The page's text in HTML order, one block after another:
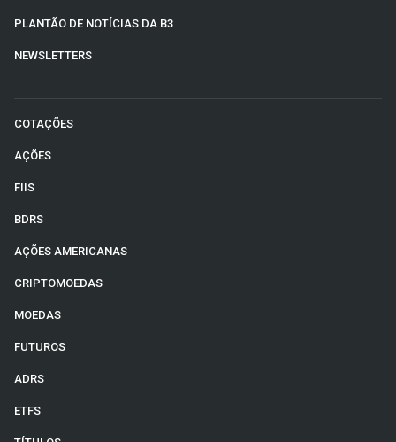
PLANTÃO DE NOTÍCIAS DA B3
NEWSLETTERS
COTAÇÕES
AÇÕES
FIIS
BDRS
AÇÕES AMERICANAS
CRIPTOMOEDAS
MOEDAS
FUTUROS
ADRS
ETFS